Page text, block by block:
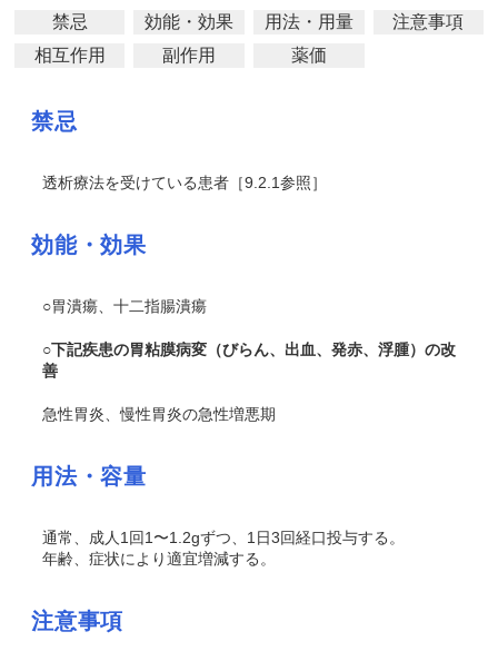
禁忌 効能・効果 用法・用量
注意事項
相互作用
副作用 薬価
禁忌
透析療法を受けている患者［9.2.1参照］
効能・効果
○胃潰瘍、十二指腸潰瘍
○下記疾患の胃粘膜病変（びらん、出血、発赤、浮腫）の改
善
急性胃炎、慢性胃炎の急性増悪期
用法・容量
通常、成人1回1〜1.2gずつ、1日3回経口投与する。
年齢、症状により適宜増減する。
注意事項